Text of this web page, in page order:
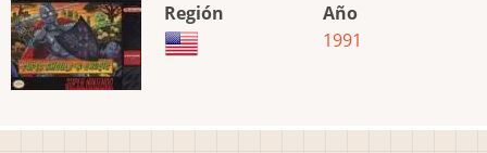
Región
Año
1991